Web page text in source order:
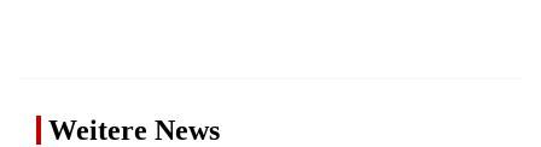
Weitere News